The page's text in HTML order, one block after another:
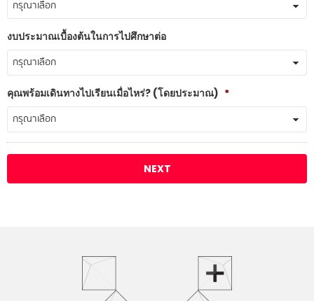
งบประมาณเบื้องต้นในการไปศึกษาต่อ
คุณพร้อมเดินทางไปเรียนเมื่อไหร่? (โดยประมาณ) *